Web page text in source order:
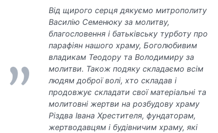
Від щирого серця дякуємо митрополиту
Василію Семенюку за молитву,
благословення і батьківську турботу про
парафіян нашого храму, Боголюбивим
владикам Теодору та Володимиру за
молитви. Також подяку складаємо всім
людям доброї волі, хто складав і
продовжує складати свої матеріальні та
молитовні жертви на розбудову храму
Різдва Івана Хрестителя, фундаторам,
жертводавцям і будівничим храму, які